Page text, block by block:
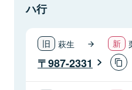
ハ行
萩生
987-2331